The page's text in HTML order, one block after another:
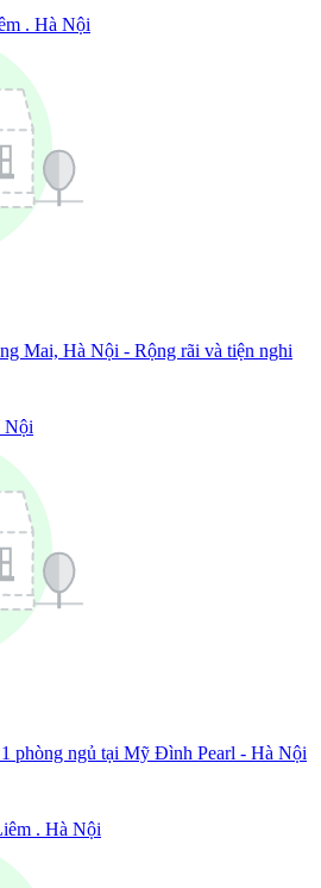
. Hà Nội
Mai, Hà Nội - Rộng rãi và tiện nghi
Nội
phòng ngủ tại Mỹ Đình Pearl - Hà Nội
. Hà Nội